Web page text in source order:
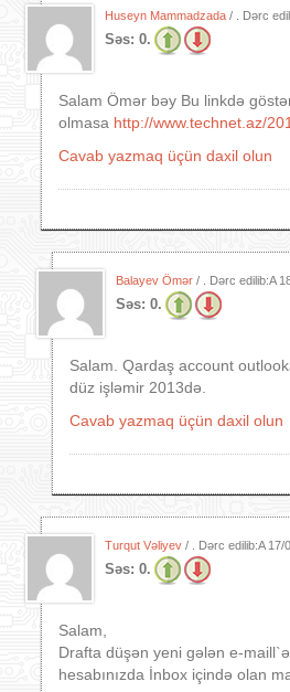
Huseyn Mammadzada / . Dərc
Səs: 0.
Salam Ömər bəy Bu linkdə
olmasa http://www.technet.az/
Cavab yazmaq üçün daxil olun
Balayev Ömər / . Dərc edilib:A
Səs: 0.
Salam. Qardaş account
düz işləmir 2013də.
Cavab yazmaq üçün daxil olun
Turqut Vəliyev / . Dərc edilib:A 17/
Səs: 0.
Salam,
Drafta düşən yeni gələn e-
hesabınızda İnbox içində olan